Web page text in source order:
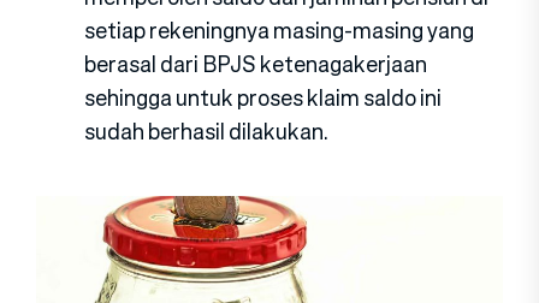
setiap rekeningnya masing-masing yang
berasal dari BPJS ketenagakerjaan
sehingga untuk proses klaim saldo ini
sudah berhasil dilakukan.